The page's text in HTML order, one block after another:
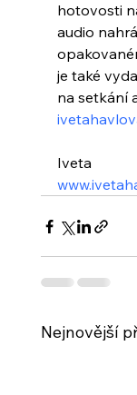
hotovosti
audio
je také
na setkání
Iveta
Nejnovější